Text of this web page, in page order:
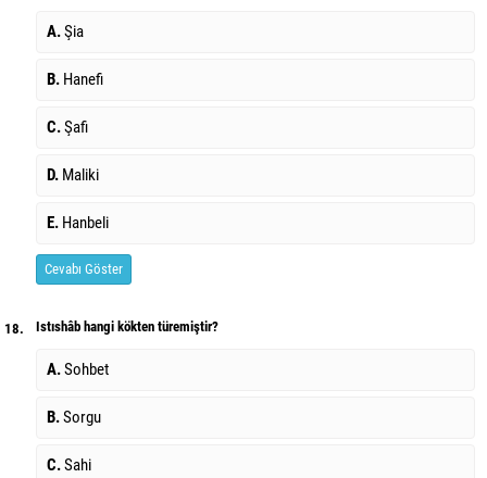
A.Şia
B. Hanefi
C.Şafi
D. Maliki
E. Hanbeli
Cevabı Göster
18. Istıshâb hangi kökten türemiştir?
A.Sohbet
B.Sorgu
C.Sahi